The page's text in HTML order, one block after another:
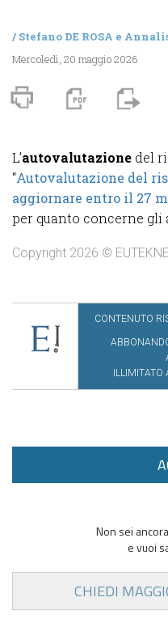
/Stefano DE ROSA e
Mercoledì, 20 maggio 2026
L’autovalutazione del
“Autovalutazione del
aggiornare entro il 27
per quanto concerne gli
Copyright 2026 ©
CONTENUTO
ILLIMITATO
Non sei
e vuoi
CHIEDI